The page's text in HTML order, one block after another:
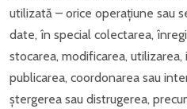
utilizată – orice operațiune sau
date, în special colectarea,
stocarea, modificarea,
publicarea, coordonarea sau
ștergerea sau distrugerea,